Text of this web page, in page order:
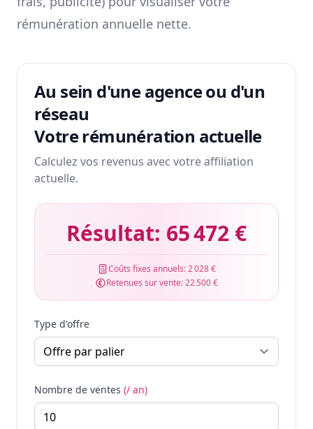
rémunération annuelle nette.
Au sein d'une agence ou d'un
réseau
Votre rémunération actuelle
Calculez vos revenus avec votre affiliation
actuelle.
Résultat: 65 472 €
Coûts fixes annuels:2 028 €
Retenues sur vente:22 500 €
Type d'offre
Nombre de ventes (/ an)